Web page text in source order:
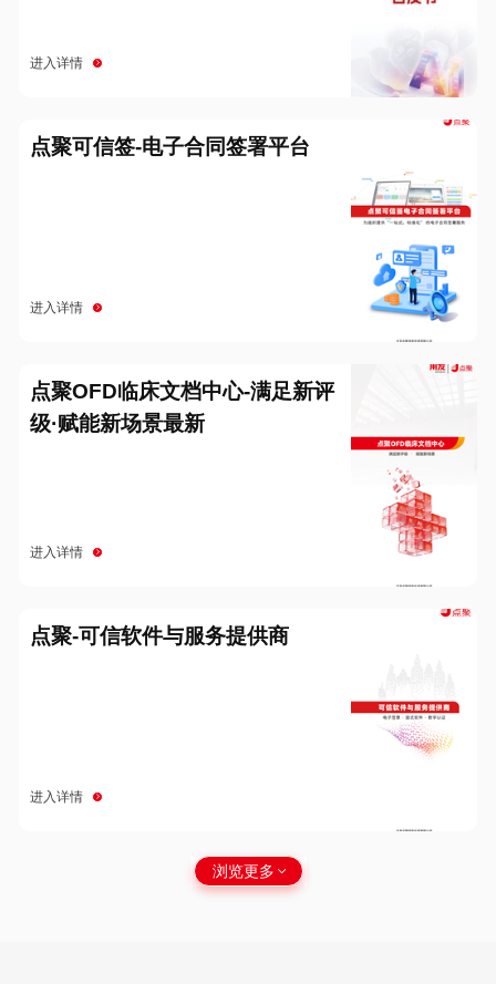
进入详情
点聚可信签-电子合同签署平台
进入详情
点聚OFD临床文档中心-满足新评
级·赋能新场景最新
进入详情
点聚-可信软件与服务提供商
进入详情
浏览更多